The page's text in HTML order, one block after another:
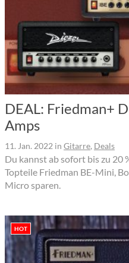
DEAL: Friedman+
Amps
11. Jan. 2022 in Gitarre, Deals
Du kannst ab sofort bis zu 20
Topteile Friedman BE-Mini,
Micro sparen.
HOT